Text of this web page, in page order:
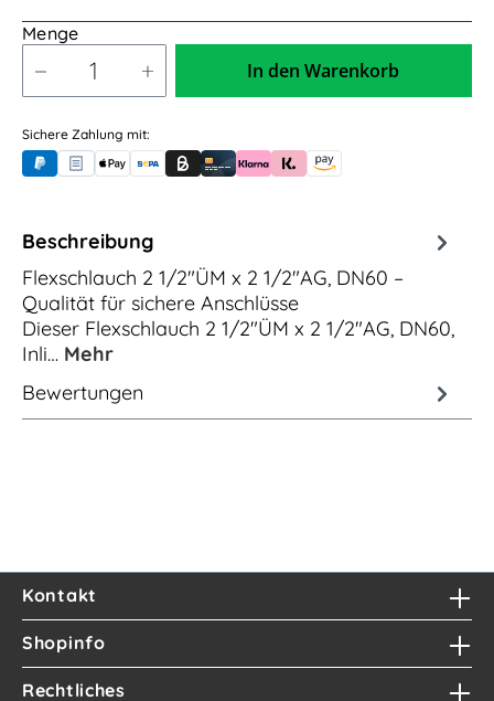
Menge
In den Warenkorb
Sichere Zahlung mit:
PayPalRechnungskauf (für Behörden)
Apple PayBanküberweisung (vorab)
Rechnungskauf (Billie)
Kreditkarte
Rechnung oder Ratenkauf (Klarna)
Sofortüberweisung (Klarna)
Amazon Pay
Beschreibung
Flexschlauch 2 1/2"ÜM x 2 1/2"AG, DN60 –
Qualität für sichere Anschlüsse
Dieser Flexschlauch 2 1/2"ÜM x 2 1/2"AG, DN60,
Inli… Mehr
Bewertungen
Kontakt
Shopinfo
Rechtliches